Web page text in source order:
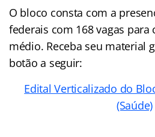
O bloco consta com a
federais com 168 vagas para
médio. Receba seu material
botão a seguir:
Edital Verticalizado do
(Saúde)